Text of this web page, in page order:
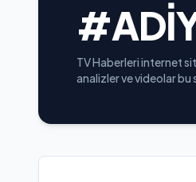
TV Haberleri internet
analizler ve videolar